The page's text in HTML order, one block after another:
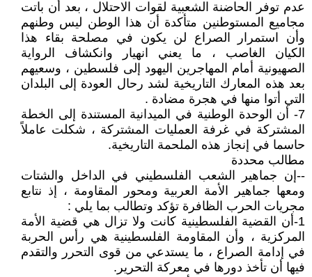
عدم توفر الحاضنة الشعبية لقوات الاحتلال ، بعد أن باتت
مجاميع المستوطنين متأكدة أن هذا الوطن ليس وطنهم
وأن استمرار الصراع لن يكون في مصلحة بقاء هذا
الكيان الغاصب ، ما يعني انهيار وانكشاف الرواية
الصهيونية أمام المهاجرين اليهود إلى فلسطين ، وسعيهم
بعد هذه المعارك التاريخية لشد رحال العودة إلى البلدان
التي أتوا منها في هجرة مضادة .
7- أن الوحدة الوطنية في الميدانية المستندة إلى الخطة
المشتركة في غرفة العمليات المشتركة ، شكلت عاملاً
حاسما في إنجاز هذه الملحمة التاريخية.
مطالب محددة
--إن جماهير الشعب الفلسطيني في الداخل والشتات
ومعها جماهير الأمة العربية ومحور المقاومة ، إذ نتابع
مجريات الحرب الظافرة تؤكد وتطالب بما يلي :
1-أن القضية الفلسطينية كانت ولا تزال هي قضية الأمة
المركزية ، وأن المقاومة الفلسطينية هي رأس الحربة
في إدامة الصراع ، ما يستدعي من قوى التحرر والتقدم
فيها أن تأخذ دورها في معركة التحرير.